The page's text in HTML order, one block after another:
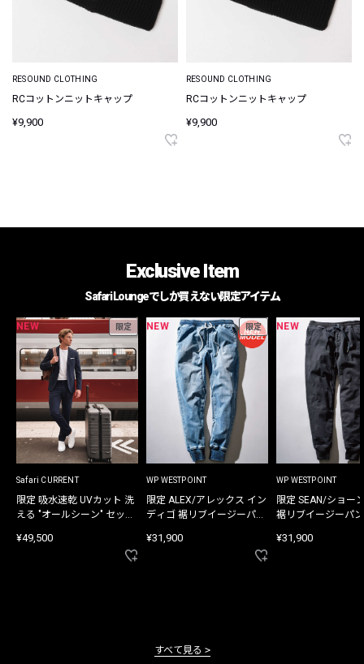
RESOUND CLOTHING
RCコットンニットキャップ
¥9,900
RESOUND CLOTHING
RCコットンニットキャップ
¥9,900
Exclusive Item
Safari Loungeでしか買えない限定アイテム
NEW 限定
Safari CURRENT
限定 吸水速乾 UVカット 洗
える "オールシーン" セット
¥49,500
NEW 限定
WP WESTPOINT
限定 ALEX/アレックス イン
ディゴ 裾リブイージーパン
¥31,900
NEW
WP WESTPOINT
限定 SEAN/ショー
裾リブイージーパ
¥31,900
すべて見る